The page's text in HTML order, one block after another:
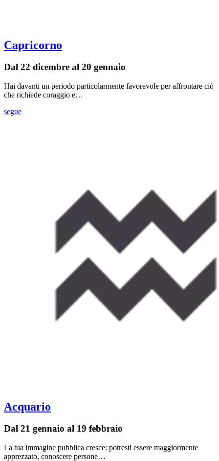
Capricorno
Dal 22 dicembre al 20 gennaio
Hai davanti un periodo particolarmente favorevole per affrontare ciò
che richiede coraggio e…
segue
Acquario
Dal 21 gennaio al 19 febbraio
La tua immagine pubblica cresce: potresti essere maggiormente
apprezzato, conoscere persone…